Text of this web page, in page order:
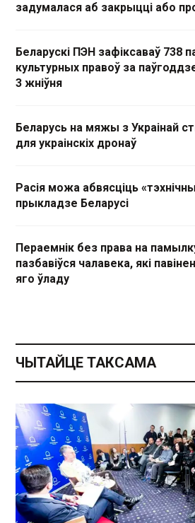
задумалася аб закрыцці або
Беларускі ПЭН зафіксаваў 738
культурных правоў за
3 жніўня
Беларусь на мяжы з Украінай
для украінскіх дронаў
Расія можа абвясціць
прыкладзе Беларусі
Пераемнік без права на
пазбавіўся чалавека, які
яго ўладу
ЧЫТАЙЦЕ ТАКСАМА